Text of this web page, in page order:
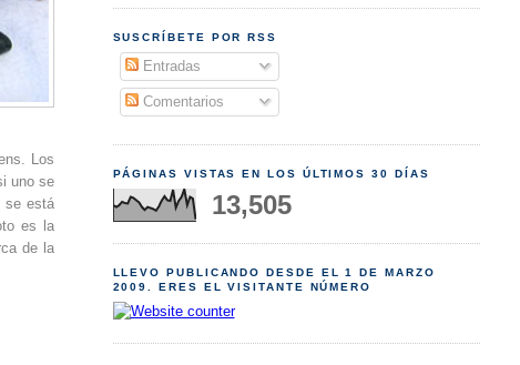
Los
uno se
se está
es la
de la
SUSCRÍBETE POR RSS
Entradas
Comentarios
PÁGINAS VISTAS EN LOS ÚLTIMOS 30 DÍAS
13,505
LLEVO PUBLICANDO DESDE EL 1 DE MARZO
2009. ERES EL VISITANTE NÚMERO